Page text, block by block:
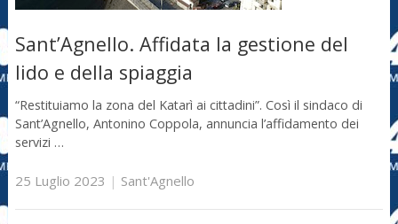
Sant’Agnello. Affidata la gestione del
lido e della spiaggia
“Restituiamo la zona del Katarì ai cittadini”. Così il sindaco di
Sant’Agnello, Antonino Coppola, annuncia l’affidamento dei
servizi …
25 Luglio 2023 | Sant'Agnello